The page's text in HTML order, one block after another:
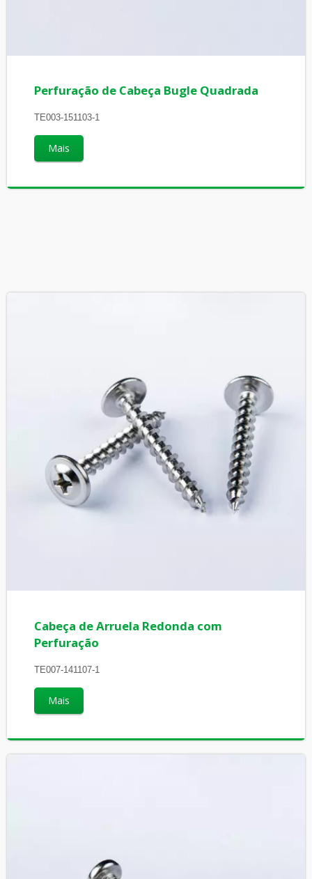
Perfuração de Cabeça Bugle Quadrada
TE003-151103-1
Mais
Cabeça de Arruela Redonda com
Perfuração
TE007-141107-1
Mais